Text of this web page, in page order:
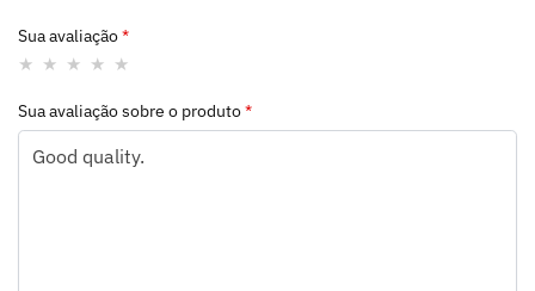
Sua avaliação*
Sua avaliação sobre o produto*